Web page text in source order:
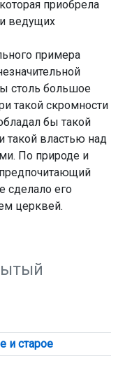
приобрела
ведущих
примера
столь большое
такой скромности
бы такой
такой властью над
По природе и
сделало его
церквей.
и старое